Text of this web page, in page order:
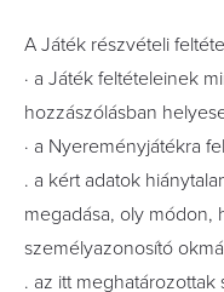
A Játék részvételi
· a Játék feltételeinek
hozzászólásban
· a Nyereményjátékra
. a kért adatok
megadása, oly módon,
személyazonosító
. az itt